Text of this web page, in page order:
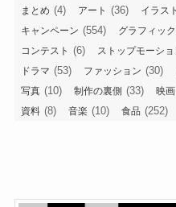
まとめ (4) アート (36) イラスト
キャンペーン (554) グラフィッ
コンテスト (6) ストップモーショ
ドラマ (53) ファッション (30)
写真 (10) 制作の裏側 (33) 映画
資料 (8) 音楽 (10) 食品 (252)